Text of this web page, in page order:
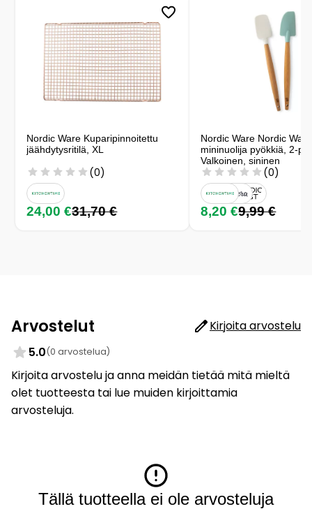
Nordic Ware Kuparipinnoitettu
jäähdytysritilä, XL
(0)
24,00 €31,70 €
Nordic Ware Nordic
mininuolija pyökkiä, 2-
Valkoinen, sininen
(0)
8,20 €9,99 €
Arvostelut
Kirjoita arvostelu
5.0(0 arvostelua)
Kirjoita arvostelu ja anna meidän tietää mitä mieltä
olet tuotteesta tai lue muiden kirjoittamia
arvosteluja.
Tällä tuotteella ei ole arvosteluja